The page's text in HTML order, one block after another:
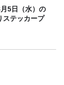
5日（水）の
ステッカープ